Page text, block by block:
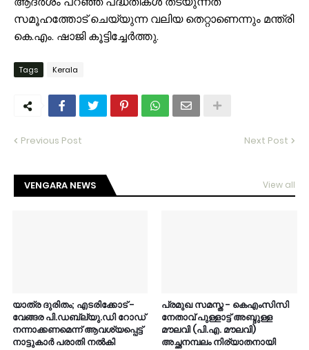
സമൂഹത്തോട് ചെയ്യുന്ന വലിയ തെറ്റാണെന്നും മന്ത്രി
കെ.എം. ഷാജി കൂട്ടിച്ചേർത്തു.
Tags Kerala
Previous Post Next Post
VENGARA NEWS View all
യാത്ര ദുരിതം; എടരിക്കോട് -
വേങ്ങര പി.ഡബ്ല്യു.ഡി റോഡ്
നന്നാക്കണമെന്ന് ആവശ്യപ്പെട്ട്
നാട്ടുകാർ പരാതി നൽകി
പ്രമുഖ സമസ്ത - കെഎംസിസി
നേതാവ് പുള്ളാട്ട് അബ്ദുള്ള
മൗലവി (പി.എ. മൗലവി)
അച്ഛനമ്പലം നിര്യാതനായി